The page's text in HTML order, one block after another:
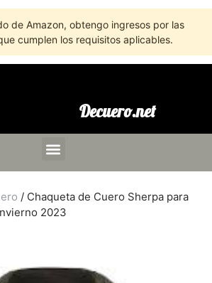
de Amazon, obtengo ingresos por las
cumplen los requisitos aplicables.
Decuero.net
/ Chaqueta de Cuero Sherpa para
2023